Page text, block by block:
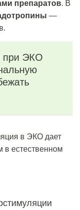
препаратов. В
—
при ЭКО
в ЭКО дает
в естественном